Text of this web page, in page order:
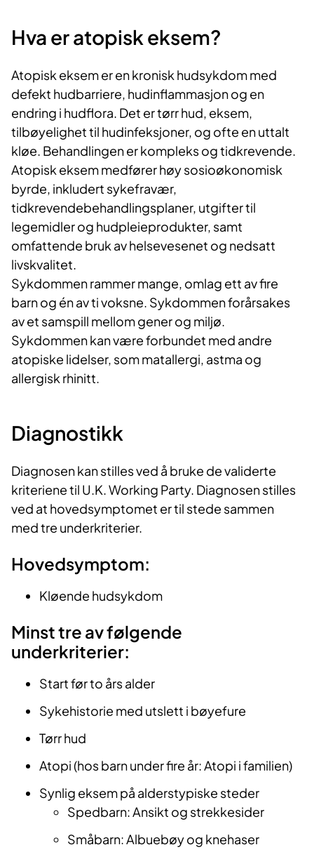
Hva er atopisk eksem?
Atopisk eksem er en kronisk hudsykdom med
defekt hudbarriere, hudinflammasjon og en
endring i hudflora. Det er tørr hud, eksem,
tilbøyelighet til hudinfeksjoner, og ofte en uttalt
kløe. Behandlingen er kompleks og tidkrevende.
Atopisk eksem medfører høy sosioøkonomisk
byrde, inkludert sykefravær,
tidkrevendebehandlingsplaner, utgifter til
legemidler og hudpleieprodukter, samt
omfattende bruk av helsevesenet og nedsatt
livskvalitet.
Sykdommen rammer mange, omlag ett av fire
barn og én av ti voksne. Sykdommen forårsakes
av et samspill mellom gener og miljø.
Sykdommen kan være forbundet med andre
atopiske lidelser, som matallergi, astma og
allergisk rhinitt.
Diagnostikk
Diagnosen kan stilles ved å bruke de validerte
kriteriene til U.K. Working Party. Diagnosen stilles
ved at hovedsymptomet er til stede sammen
med tre underkriterier.
Hovedsymptom:
Kløende hudsykdom
Minst tre av følgende
underkriterier:
Start før to års alder
Sykehistorie med utslett i bøyefure
Tørr hud
Atopi (hos barn under fire år: Atopi i familien)
Synlig eksem på alderstypiske steder
Spedbarn: Ansikt og strekkesider
Småbarn: Albuebøy og knehaser